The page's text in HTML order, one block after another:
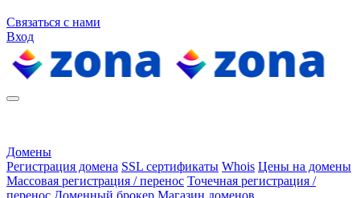
Связаться с нами
Вход
Домены
Регистрация домена SSL сертификаты Whois Цены на домены
Массовая регистрация / перенос Точечная регистрация /
перенос Доменный брокер Магазин доменов